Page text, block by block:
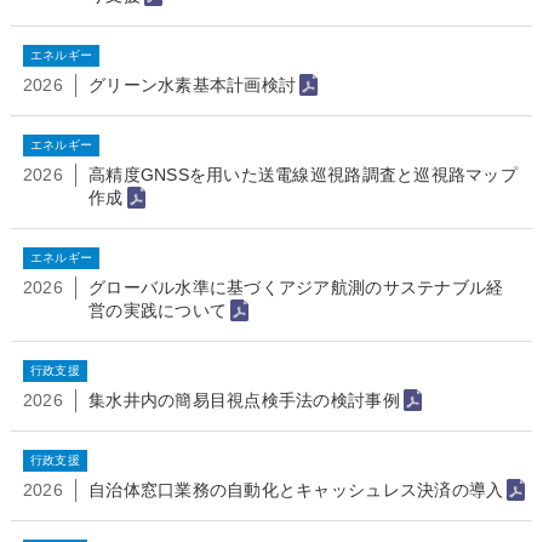
エネルギー
2026 グリーン水素基本計画検討
エネルギー
2026
高精度GNSSを用いた送電線巡視路調査と巡視路マップ
作成
エネルギー
2026
グローバル水準に基づくアジア航測のサステナブル経
営の実践について
行政支援
2026 集水井内の簡易目視点検手法の検討事例
行政支援
2026 自治体窓口業務の自動化とキャッシュレス決済の導入